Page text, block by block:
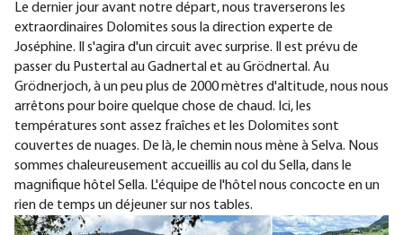
Le dernier jour avant notre départ, nous traverserons les
extraordinaires Dolomites sous la direction experte de
Joséphine. Il s'agira d'un circuit avec surprise. Il est prévu de
passer du Pustertal au Gadnertal et au Grödnertal. Au
Grödnerjoch, à un peu plus de 2000 mètres d'altitude, nous nous
arrêtons pour boire quelque chose de chaud. Ici, les
températures sont assez fraîches et les Dolomites sont
couvertes de nuages. De là, le chemin nous mène à Selva. Nous
sommes chaleureusement accueillis au col du Sella, dans le
magnifique hôtel Sella. L'équipe de l'hôtel nous concocte en un
rien de temps un déjeuner sur nos tables.